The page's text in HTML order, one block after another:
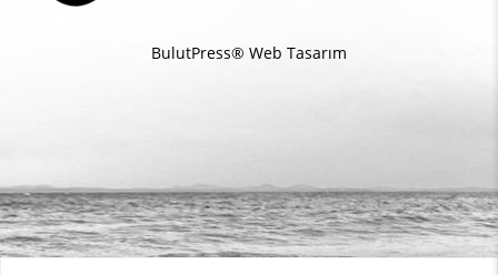
BulutPress® Web Tasarım